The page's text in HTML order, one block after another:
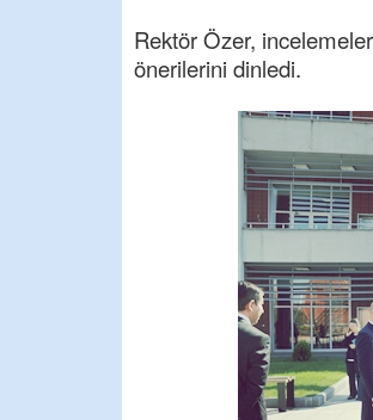
Rektör Özer,
önerilerini dinledi.